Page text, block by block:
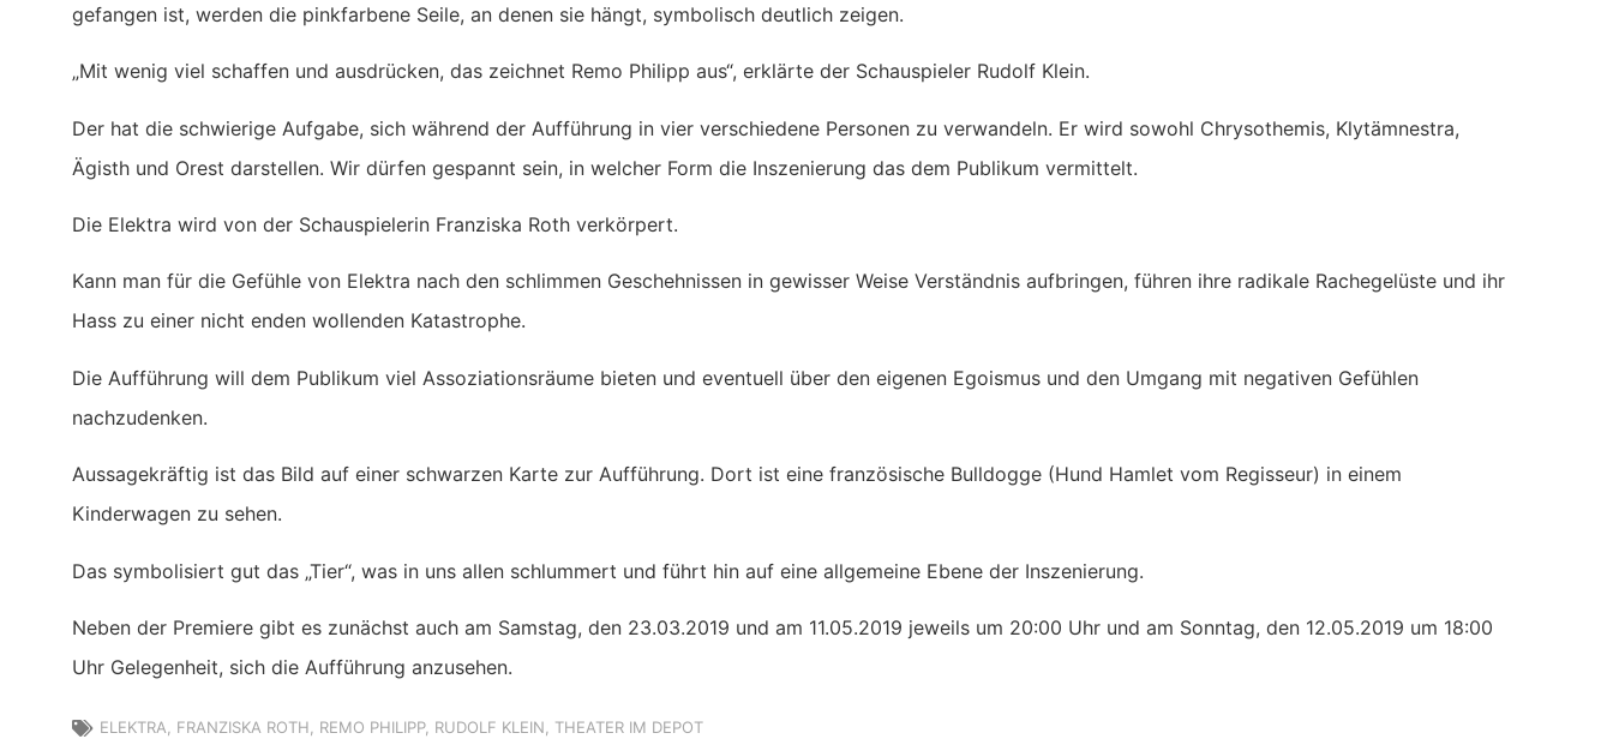
gefangen ist, werden die pinkfarbene Seile, an denen sie hängt, symbolisch deutlich zeigen.
„Mit wenig viel schaffen und ausdrücken, das zeichnet Remo Philipp aus“, erklärte der Schauspieler Rudolf Klein.
Der hat die schwierige Aufgabe, sich während der Aufführung in vier verschiedene Personen zu verwandeln. Er wird sowohl Chrysothemis, Klytämnestra,
Ägisth und Orest darstellen. Wir dürfen gespannt sein, in welcher Form die Inszenierung das dem Publikum vermittelt.
Die Elektra wird von der Schauspielerin Franziska Roth verkörpert.
Kann man für die Gefühle von Elektra nach den schlimmen Geschehnissen in gewisser Weise Verständnis aufbringen, führen ihre radikale Rachegelüste und ihr
Hass zu einer nicht enden wollenden Katastrophe.
Die Aufführung will dem Publikum viel Assoziationsräume bieten und eventuell über den eigenen Egoismus und den Umgang mit negativen Gefühlen
nachzudenken.
Aussagekräftig ist das Bild auf einer schwarzen Karte zur Aufführung. Dort ist eine französische Bulldogge (Hund Hamlet vom Regisseur) in einem
Kinderwagen zu sehen.
Das symbolisiert gut das „Tier“, was in uns allen schlummert und führt hin auf eine allgemeine Ebene der Inszenierung.
Neben der Premiere gibt es zunächst auch am Samstag, den 23.03.2019 und am 11.05.2019 jeweils um 20:00 Uhr und am Sonntag, den 12.05.2019 um 18:00
Uhr Gelegenheit, sich die Aufführung anzusehen.
ELEKTRA, FRANZISKA ROTH, REMO PHILIPP, RUDOLF KLEIN, THEATER IM DEPOT